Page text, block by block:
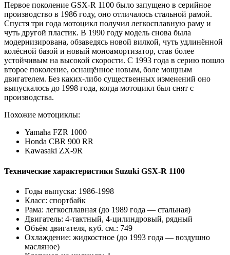
Первое поколение GSX-R 1100 было запущено в серийное
производство в 1986 году, оно отличалось стальной рамой.
Спустя три года мотоцикл получил легкосплавную раму и
чуть другой пластик. В 1990 году модель снова была
модернизирована, обзаведясь новой вилкой, чуть удлинённой
колёсной базой и новый моноамортизатор, став более
устойчивым на высокой скорости. С 1993 года в серию пошло
второе поколение, оснащённое новым, боле мощным
двигателем. Без каких-либо существенных изменений оно
выпускалось до 1998 года, когда мотоцикл был снят с
производства.
Похожие мотоциклы:
Yamaha FZR 1000
Honda CBR 900 RR
Kawasaki ZX-9R
Технические характеристики Suzuki GSX-R 1100
Годы выпуска: 1986-1998
Класс: спортбайк
Рама: легкосплавная (до 1989 года — стальная)
Двигатель: 4-тактный, 4-цилиндровый, рядный
Объём двигателя, куб. см.: 749
Охлаждение: жидкостное (до 1993 года — воздушно
масляное)